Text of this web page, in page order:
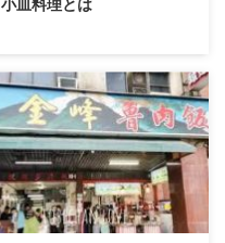
小皿料理とは